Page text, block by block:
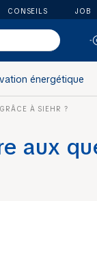
CONSEILS JOB
énergétique
À SIEHR ?
aux